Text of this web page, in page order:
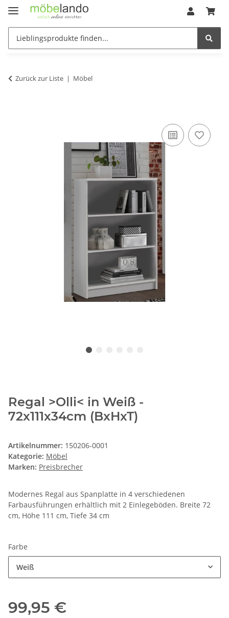
Zurück zur Liste Möbel
Regal >Olli< in Weiß -
72x111x34cm (BxHxT)
Artikelnummer: 150206-0001
Kategorie: Möbel
Marken: Preisbrecher
Modernes Regal aus Spanplatte in 4 verschiedenen
Farbausführungen erhältlich mit 2 Einlegeböden. Breite 72
cm, Höhe 111 cm, Tiefe 34 cm
Farbe
Weiß
99,95 €